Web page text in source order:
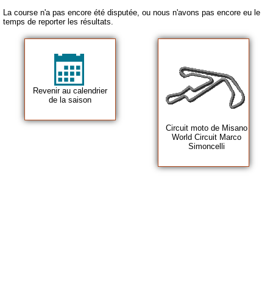
La course n'a pas encore été disputée, ou nous n'avons pas encore eu le
temps de reporter les résultats.
Revenir au calendrier
de la saison
Circuit moto de Misano
World Circuit Marco
Simoncelli